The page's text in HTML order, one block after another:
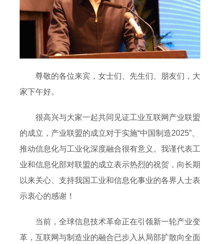
尊敬的各位来宾，女士们、先生们、朋友们，大
家下午好。
很高兴与大家一起共同见证工业互联网产业联盟
的成立，产业联盟的成立对于实施“中国制造2025”、
推动信息化与工业化深度融合很有意义。我谨代表工
业和信息化部对联盟的成立表示热烈的祝贺，向长期
以来关心、支持我国工业和信息化事业的各界人士表
示衷心的感谢！
当前，全球信息技术革命正在引领新一轮产业变
革，互联网与制造业的融合已步入从局部扩散向全面